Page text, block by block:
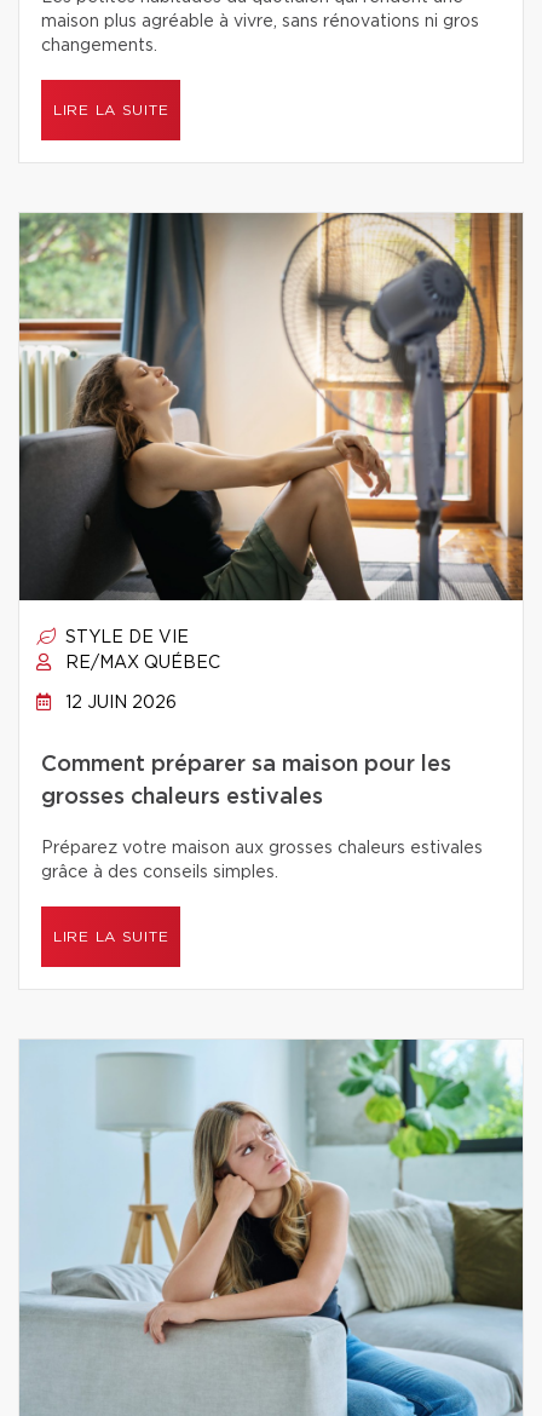
maison plus agréable à vivre, sans rénovations ni gros
changements.
LIRE LA SUITE
STYLE DE VIE
RE/MAX QUÉBEC
12 JUIN 2026
Comment préparer sa maison pour les
grosses chaleurs estivales
Préparez votre maison aux grosses chaleurs estivales
grâce à des conseils simples.
LIRE LA SUITE